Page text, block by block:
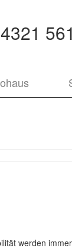
werden immer